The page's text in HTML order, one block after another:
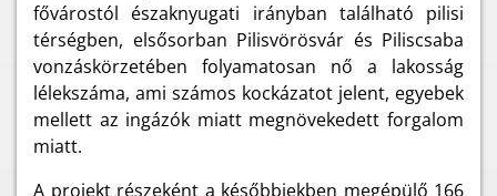
fővárostól északnyugati irányban található pilisi
térségben, elsősorban Pilisvörösvár és Piliscsaba
vonzáskörzetében folyamatosan nő a lakosság
lélekszáma, ami számos kockázatot jelent, egyebek
mellett az ingázók miatt megnövekedett forgalom
miatt.
A projekt részeként a későbbiekben megépülő 166